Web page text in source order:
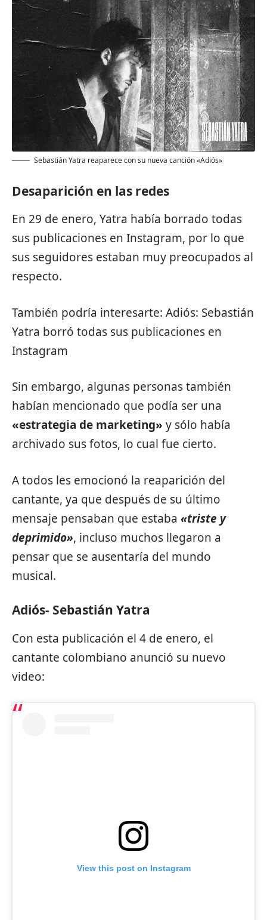
Sebastián Yatra reaparece con su nueva canción «Adiós»
Desaparición en las redes
En 29 de enero, Yatra había borrado todas
sus publicaciones en Instagram, por lo que
sus seguidores estaban muy preocupados al
respecto.
También podría interesarte: Adiós: Sebastián
Yatra borró todas sus publicaciones en
Instagram
Sin embargo, algunas personas también
habían mencionado que podía ser una
«estrategia de marketing» y sólo había
archivado sus fotos, lo cual fue cierto.
A todos les emocionó la reaparición del
cantante, ya que después de su último
mensaje pensaban que estaba «triste y
deprimido», incluso muchos llegaron a
pensar que se ausentaría del mundo
musical.
Adiós- Sebastián Yatra
Con esta publicación el 4 de enero, el
cantante colombiano anunció su nuevo
video:
View this post on Instagram